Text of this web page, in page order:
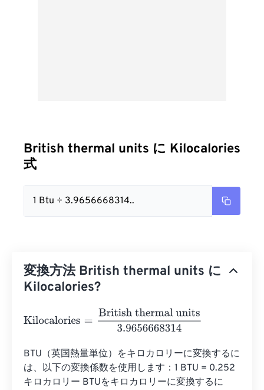
British thermal units に Kilocalories
式
1 Btu ÷ 3.9656668314..
変換方法 British thermal units に
Kilocalories?
Kilocalories British thermal units3.9656668314
BTU（英国熱量単位）をキロカロリーに変換するに
は、以下の変換係数を使用します：1 BTU = 0.252
キロカロリー BTUをキロカロリーに変換するに